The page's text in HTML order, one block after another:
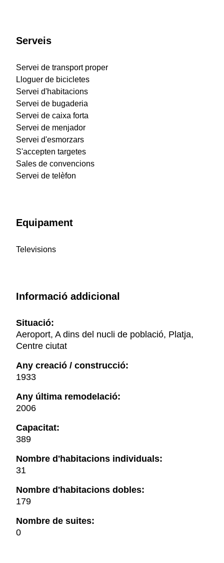
Serveis
Servei de transport proper
Lloguer de bicicletes
Servei d'habitacions
Servei de bugaderia
Servei de caixa forta
Servei de menjador
Servei d'esmorzars
S'accepten targetes
Sales de convencions
Servei de telèfon
Equipament
Televisions
Informació addicional
Situació:
Aeroport, A dins del nucli de població, Platja,
Centre ciutat
Any creació / construcció:
1933
Any última remodelació:
2006
Capacitat:
389
Nombre d'habitacions individuals:
31
Nombre d'habitacions dobles:
179
Nombre de suites:
0